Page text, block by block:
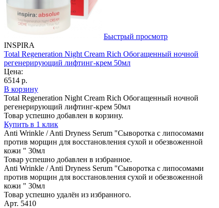
Быстрый просмотр
INSPIRA
Total Regeneration Night Cream Rich Обогащенный ночной
регенерирующий лифтинг-крем 50мл
Цена:
6514 р.
В корзину
Total Regeneration Night Cream Rich Обогащенный ночной
регенерирующий лифтинг-крем 50мл
Товар успешно добавлен в корзину.
Купить в 1 клик
Anti Wrinkle / Anti Dryness Serum "Сыворотка с липосомами
против морщин для восстановления сухой и обезвоженной
кожи " 30мл
Товар успешно добавлен в избранное.
Anti Wrinkle / Anti Dryness Serum "Сыворотка с липосомами
против морщин для восстановления сухой и обезвоженной
кожи " 30мл
Товар успешно удалён из избранного.
Арт. 5410